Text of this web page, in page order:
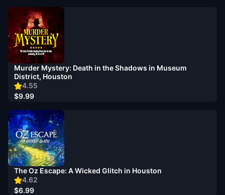
4.55
Murder Mystery: Death in the Shadows in Museum
District, Houston
$9.99
4.62
The Oz Escape: A Wicked Glitch in Houston
$6.99